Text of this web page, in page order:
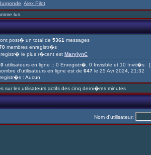
Alex Pilot
lus
ont post� un total de 5361 messages
membres enregistr�s
le plus r�cent est MarylynC
utilisateurs en ligne :: 0 Enregistr�, 0 Invisible et 10 Invit�s [
d'utilisateurs en ligne est de 647 le 25 Avr 2024, 21:32
: Aucun
les utilisateurs actifs des cinq derni�res minutes
Nom d'utilisateur: